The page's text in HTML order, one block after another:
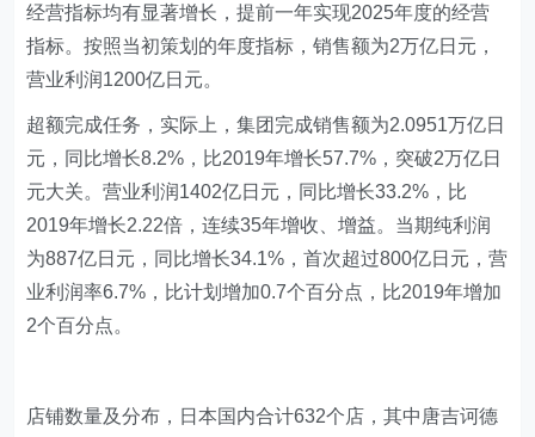
经营指标均有显著增长，提前一年实现2025年度的经营
指标。按照当初策划的年度指标，销售额为2万亿日元，
营业利润1200亿日元。
超额完成任务，实际上，集团完成销售额为2.0951万亿日
元，同比增长8.2%，比2019年增长57.7%，突破2万亿日
元大关。营业利润1402亿日元，同比增长33.2%，比
2019年增长2.22倍，连续35年增收、增益。当期纯利润
为887亿日元，同比增长34.1%，首次超过800亿日元，营
业利润率6.7%，比计划增加0.7个百分点，比2019年增加
2个百分点。
店铺数量及分布，日本国内合计632个店，其中唐吉诃德